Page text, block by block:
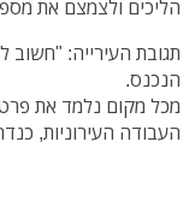
הליכים ולצמצם את
תגובת העירייה:
הנכנס.
מכל מקום נלמד את
העבודה העירוניות,